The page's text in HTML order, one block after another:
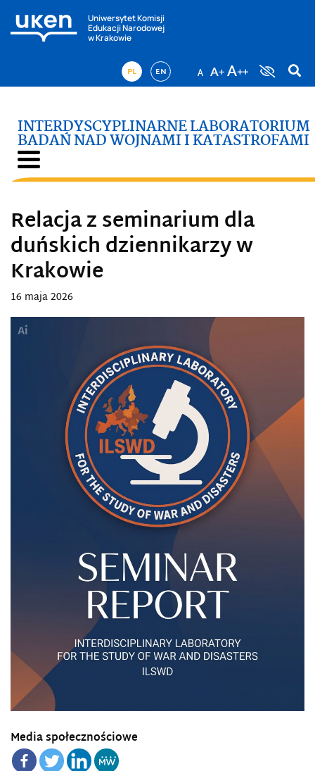
Uniwersytet Komisji
Edukacji Narodowej
w Krakowie
PL EN
INTERDYSCYPLINARNE LABORATORIUM
BADAŃ NAD WOJNAMI I KATASTROFAMI
Relacja z seminarium dla
duńskich dziennikarzy w
Krakowie
16 maja 2026
Media społecznościowe